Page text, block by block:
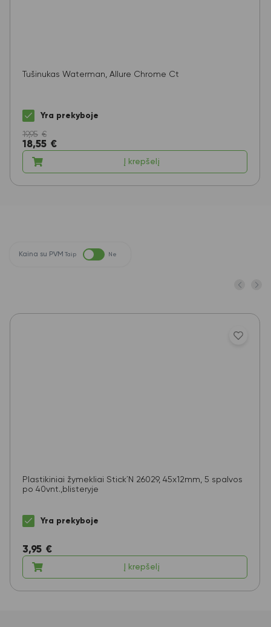
Tušinukas Waterman, Allure Chrome Ct
Yra prekyboje
19,95 €
18,55 €
Į krepšelį
Kaina su PVM Taip Ne
Plastikiniai žymekliai Stick´N 26029, 45x12mm, 5 spalvos
po 40vnt.,blisteryje
Yra prekyboje
3,95 €
Į krepšelį